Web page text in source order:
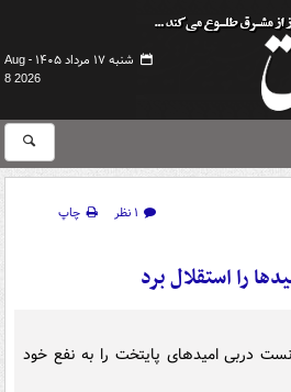
شنبه ۱۷ مرداد ۱۴۰۵ -
Aug
8 2026
۱ نظر
چاپ
را استقلال برد
دربی امیدهای پایتخت را به نفع خود